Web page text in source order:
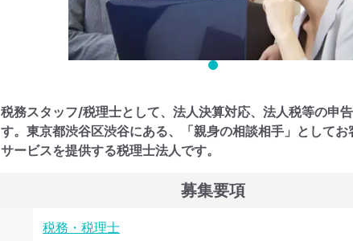
税務スタッフ/税理士として、法人決算対応、法人税等の申
す。東京都渋谷区渋谷にある、「親身の相談相手」として
サービスを提供する税理士法人です。
募集要項
税務・税理士